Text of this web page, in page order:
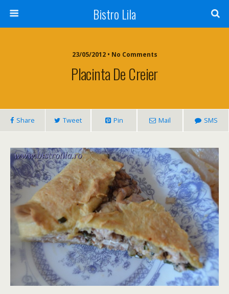
Bistro Lila
23/05/2012 • No Comments
Placinta De Creier
Share Tweet Pin Mail SMS